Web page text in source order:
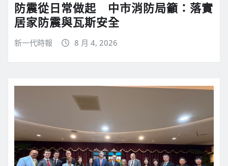
防震從日常做起 中市消防局籲：落實
居家防震與瓦斯安全
新一代時報 8 月 4, 2026